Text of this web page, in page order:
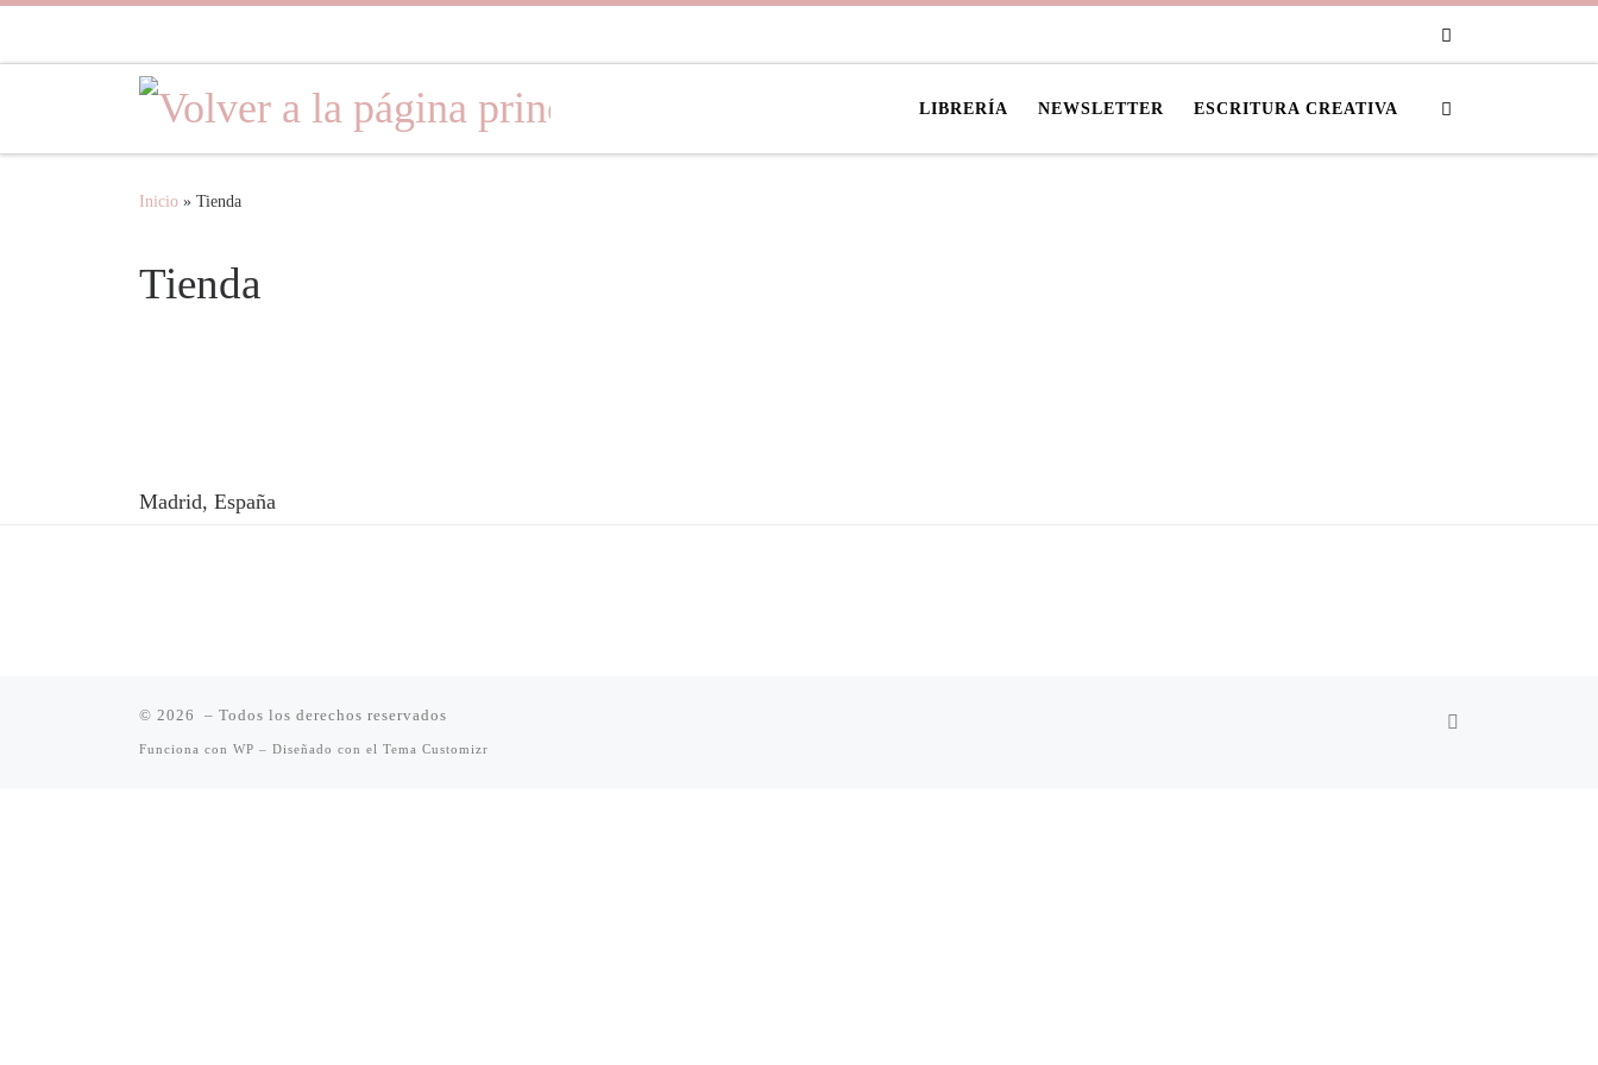
LIBRERÍA NEWSLETTER ESCRITURA CREATIVA
Inicio » Tienda
Tienda
Madrid, España
© 2026 – Todos los derechos reservados
Funciona con WP – Diseñado con el Tema Customizr